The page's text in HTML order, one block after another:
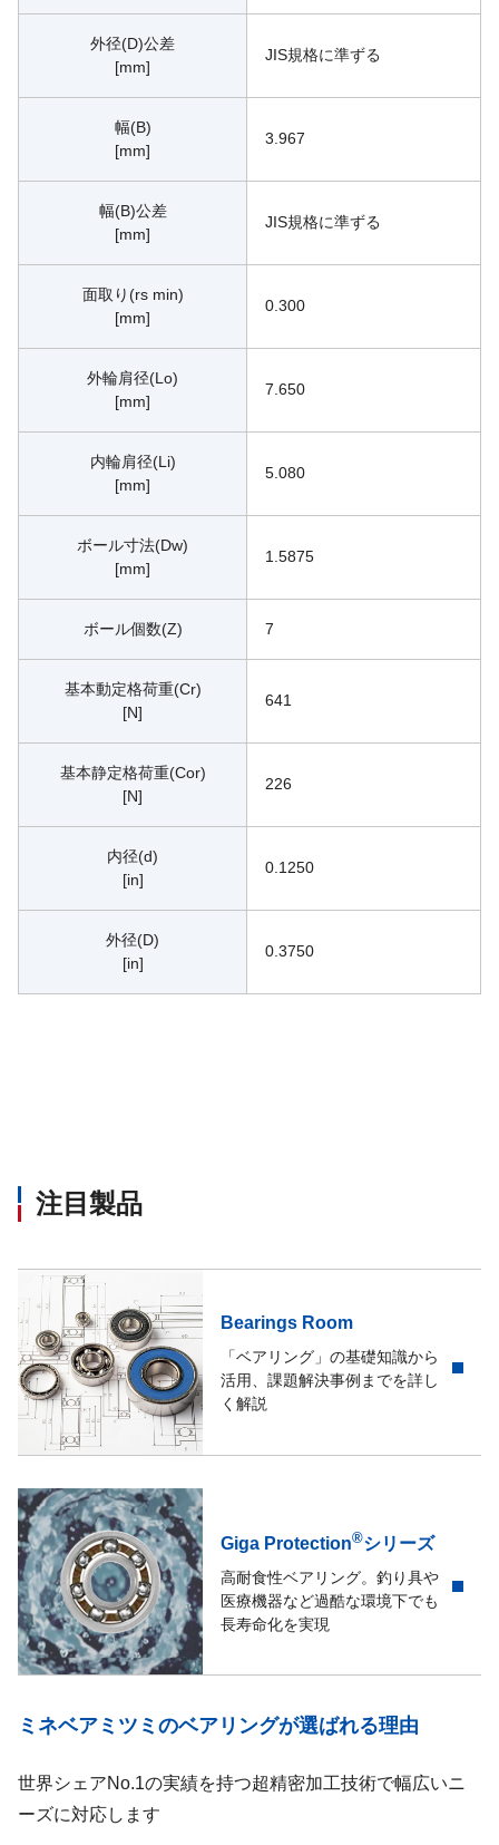
外径(D)公差
[mm]
JIS規格に準ずる
幅(B)
[mm]
3.967
幅(B)公差
[mm]
JIS規格に準ずる
面取り(rs min)
[mm]
0.300
外輪肩径(Lo)
[mm]
7.650
内輪肩径(Li)
[mm]
5.080
ボール寸法(Dw)
[mm]
1.5875
ボール個数(Z) 7
基本動定格荷重(Cr)
[N]
641
基本静定格荷重(Cor)
[N]
226
内径(d)
[in]
0.1250
外径(D)
[in]
0.3750
注目製品
Bearings Room
「ベアリング」の基礎知識から
活用、課題解決事例までを詳し
く解説
Giga Protection®シリーズ
高耐食性ベアリング。釣り具や
医療機器など過酷な環境下でも
長寿命化を実現
ミネベアミツミのベアリングが選ばれる理由
世界シェアNo.1の実績を持つ超精密加工技術で幅広いニ
ーズに対応します